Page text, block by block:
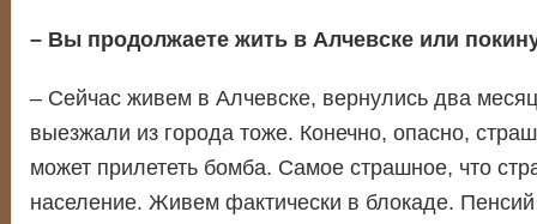
– Вы продолжаете жить в Алчевске или
– Сейчас живем в Алчевске, вернулись два
выезжали из города тоже. Конечно, опасно,
может прилететь бомба. Самое страшное, что
население. Живем фактически в блокаде. Пенсий